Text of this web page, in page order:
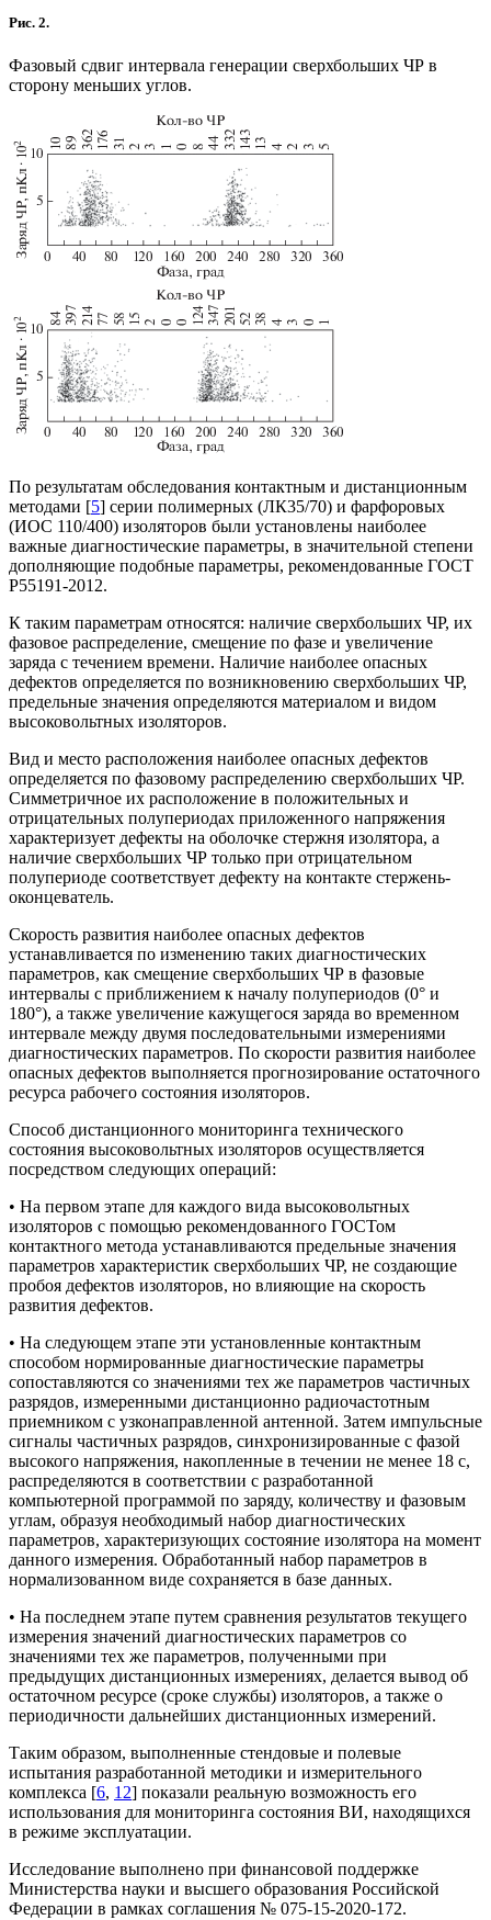
Рис. 2.
Фазовый сдвиг интервала генерации сверхбольших ЧР в
сторону меньших углов.
По результатам обследования контактным и дистанционным
методами [5] серии полимерных (ЛК35/70) и фарфоровых
(ИОС 110/400) изоляторов были установлены наиболее
важные диагностические параметры, в значительной степени
дополняющие подобные параметры, рекомендованные ГОСТ
Р55191-2012.
К таким параметрам относятся: наличие сверхбольших ЧР, их
фазовое распределение, смещение по фазе и увеличение
заряда с течением времени. Наличие наиболее опасных
дефектов определяется по возникновению сверхбольших ЧР,
предельные значения определяются материалом и видом
высоковольтных изоляторов.
Вид и место расположения наиболее опасных дефектов
определяется по фазовому распределению сверхбольших ЧР.
Симметричное их расположение в положительных и
отрицательных полупериодах приложенного напряжения
характеризует дефекты на оболочке стержня изолятора, а
наличие сверхбольших ЧР только при отрицательном
полупериоде соответствует дефекту на контакте стержень-
оконцеватель.
Скорость развития наиболее опасных дефектов
устанавливается по изменению таких диагностических
параметров, как смещение сверхбольших ЧР в фазовые
интервалы с приближением к началу полупериодов (0° и
180°), а также увеличение кажущегося заряда во временном
интервале между двумя последовательными измерениями
диагностических параметров. По скорости развития наиболее
опасных дефектов выполняется прогнозирование остаточного
ресурса рабочего состояния изоляторов.
Способ дистанционного мониторинга технического
состояния высоковольтных изоляторов осуществляется
посредством следующих операций:
• На первом этапе для каждого вида высоковольтных
изоляторов с помощью рекомендованного ГОСТом
контактного метода устанавливаются предельные значения
параметров характеристик сверхбольших ЧР, не создающие
пробоя дефектов изоляторов, но влияющие на скорость
развития дефектов.
• На следующем этапе эти установленные контактным
способом нормированные диагностические параметры
сопоставляются со значениями тех же параметров частичных
разрядов, измеренными дистанционно радиочастотным
приемником с узконаправленной антенной. Затем импульсные
сигналы частичных разрядов, синхронизированные с фазой
высокого напряжения, накопленные в течении не менее 18 с,
распределяются в соответствии с разработанной
компьютерной программой по заряду, количеству и фазовым
углам, образуя необходимый набор диагностических
параметров, характеризующих состояние изолятора на момент
данного измерения. Обработанный набор параметров в
нормализованном виде сохраняется в базе данных.
• На последнем этапе путем сравнения результатов текущего
измерения значений диагностических параметров со
значениями тех же параметров, полученными при
предыдущих дистанционных измерениях, делается вывод об
остаточном ресурсе (сроке службы) изоляторов, а также о
периодичности дальнейших дистанционных измерений.
Таким образом, выполненные стендовые и полевые
испытания разработанной методики и измерительного
комплекса [6, 12] показали реальную возможность его
использования для мониторинга состояния ВИ, находящихся
в режиме эксплуатации.
Исследованиe выполненo при финансовой поддержке
Министерства науки и высшего образования Российской
Федерации в рамках соглашения № 075-15-2020-172.